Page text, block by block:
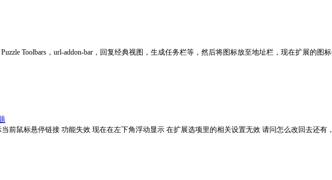
Toolbars，url-addon-bar，回复经典视图，生成任务栏等，然后将图标放至地址栏，现在扩展的图
当前鼠标悬停链接 功能失效 现在在左下角浮动显示 在扩展选项里的相关设置无效 请问怎么改回去还